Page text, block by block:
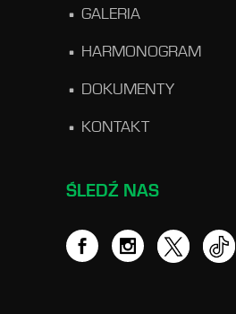
GALERIA
HARMONOGRAM
DOKUMENTY
KONTAKT
ŚLEDŹ NAS